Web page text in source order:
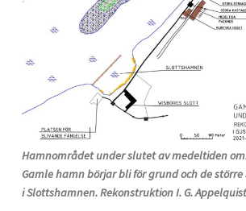
Hamnområdet under slutet av medeltiden
Gamle hamn börjar bli för grund och de
i Slottshamnen. Rekonstruktion I. G.